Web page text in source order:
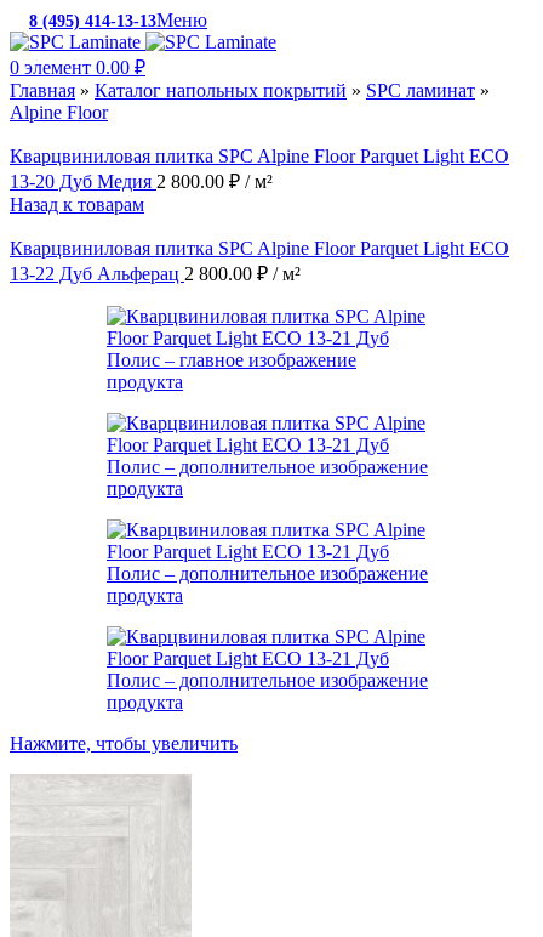
8 (495) 414-13-13Меню
0 элемент 0.00 ₽
Главная » Каталог напольных покрытий » SPC ламинат »
Alpine Floor
Кварцвиниловая плитка SPC Alpine Floor Parquet Light ECO
13-20 Дуб Медия 2 800.00 ₽ / м²
Назад к товарам
Кварцвиниловая плитка SPC Alpine Floor Parquet Light ECO
13-22 Дуб Альферац 2 800.00 ₽ / м²
Нажмите, чтобы увеличить